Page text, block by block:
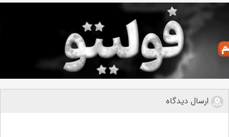
ارسال دیدگاه